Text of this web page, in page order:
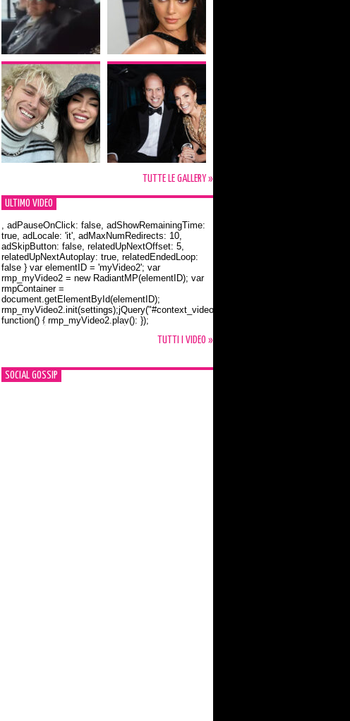
TUTTE LE GALLERY »
ULTIMO VIDEO
Orlando Bloom e la t-shirt dedicata a Flynn
, adPauseOnClick: false, adShowRemainingTime:
true, adLocale: 'it', adMaxNumRedirects: 10,
adSkipButton: false, relatedUpNextOffset: 5,
relatedUpNextAutoplay: true, relatedEndedLoop:
false } var elementID = 'myVideo2'; var
rmp_myVideo2 = new RadiantMP(elementID); var
rmpContainer =
document.getElementById(elementID);
rmp_myVideo2.init(settings);jQuery("#context_video2").one("mouseover",
function() { rmp_myVideo2.play(); });
TUTTI I VIDEO »
SOCIAL GOSSIP